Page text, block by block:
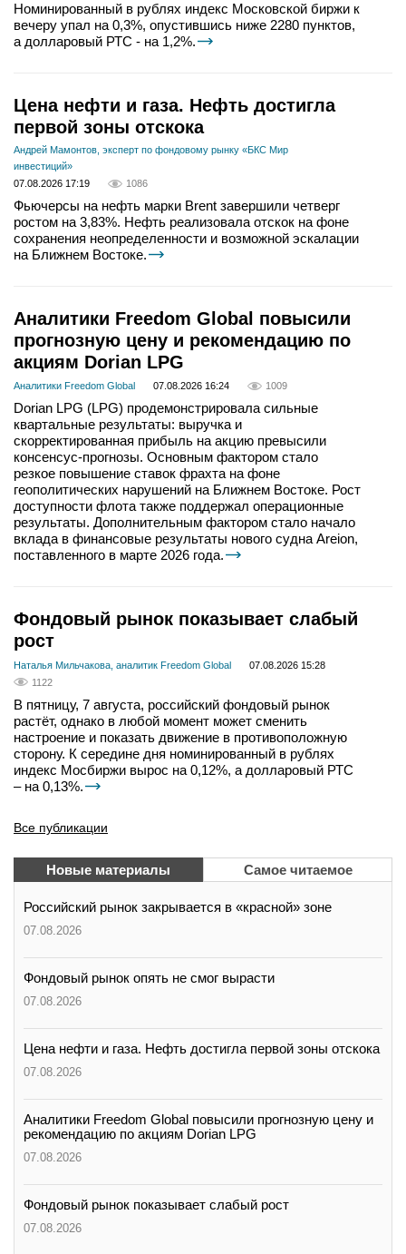
Номинированный в рублях индекс Московской биржи к
вечеру упал на 0,3%, опустившись ниже 2280 пунктов,
а долларовый РТС - на 1,2%.
Цена нефти и газа. Нефть достигла
первой зоны отскока
Андрей Мамонтов, эксперт по фондовому рынку «БКС Мир
инвестиций»
07.08.2026 17:19
1086
Фьючерсы на нефть марки Brent завершили четверг
ростом на 3,83%. Нефть реализовала отскок на фоне
сохранения неопределенности и возможной эскалации
на Ближнем Востоке.
Аналитики Freedom Global повысили
прогнозную цену и рекомендацию по
акциям Dorian LPG
Аналитики Freedom Global 07.08.2026 16:24 1009
Dorian LPG (LPG) продемонстрировала сильные
квартальные результаты: выручка и
скорректированная прибыль на акцию превысили
консенсус-прогнозы. Основным фактором стало
резкое повышение ставок фрахта на фоне
геополитических нарушений на Ближнем Востоке. Рост
доступности флота также поддержал операционные
результаты. Дополнительным фактором стало начало
вклада в финансовые результаты нового судна Areion,
поставленного в марте 2026 года.
Фондовый рынок показывает слабый
рост
Наталья Мильчакова, аналитик Freedom Global
07.08.2026 15:28
1122
В пятницу, 7 августа, российский фондовый рынок
растёт, однако в любой момент может сменить
настроение и показать движение в противоположную
сторону. К середине дня номинированный в рублях
индекс Мосбиржи вырос на 0,12%, а долларовый РТС
– на 0,13%.
Все публикации
Новые материалы Самое читаемое
Российский рынок закрывается в «красной» зоне
07.08.2026
Фондовый рынок опять не смог вырасти
07.08.2026
Цена нефти и газа. Нефть достигла первой зоны отскока
07.08.2026
Аналитики Freedom Global повысили прогнозную цену и
рекомендацию по акциям Dorian LPG
07.08.2026
Фондовый рынок показывает слабый рост
07.08.2026